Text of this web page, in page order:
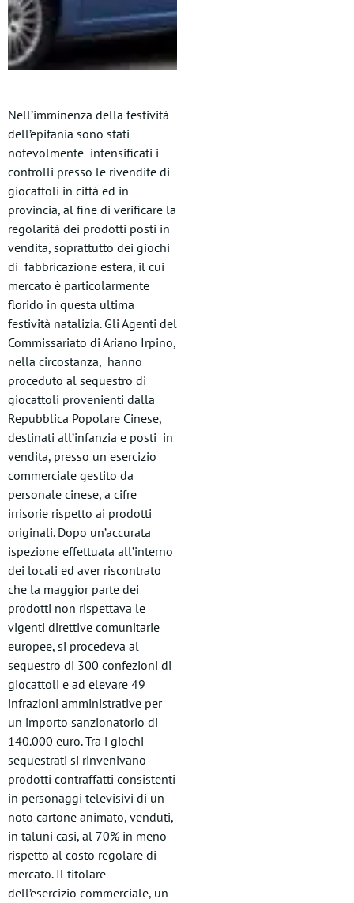
Nell’imminenza della festività
dell’epifania sono stati
notevolmente intensificati i
controlli presso le rivendite di
giocattoli in città ed in
provincia, al fine di verificare la
regolarità dei prodotti posti in
vendita, soprattutto dei giochi
di fabbricazione estera, il cui
mercato è particolarmente
florido in questa ultima
festività natalizia. Gli Agenti del
Commissariato di Ariano Irpino,
nella circostanza, hanno
proceduto al sequestro di
giocattoli provenienti dalla
Repubblica Popolare Cinese,
destinati all’infanzia e posti in
vendita, presso un esercizio
commerciale gestito da
personale cinese, a cifre
irrisorie rispetto ai prodotti
originali. Dopo un’accurata
ispezione effettuata all’interno
dei locali ed aver riscontrato
che la maggior parte dei
prodotti non rispettava le
vigenti direttive comunitarie
europee, si procedeva al
sequestro di 300 confezioni di
giocattoli e ad elevare 49
infrazioni amministrative per
un importo sanzionatorio di
140.000 euro. Tra i giochi
sequestrati si rinvenivano
prodotti contraffatti consistenti
in personaggi televisivi di un
noto cartone animato, venduti,
in taluni casi, al 70% in meno
rispetto al costo regolare di
mercato. Il titolare
dell’esercizio commerciale, un